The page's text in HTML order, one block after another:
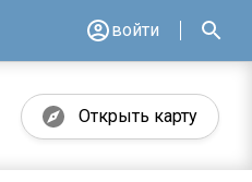
войти
Открыть карту